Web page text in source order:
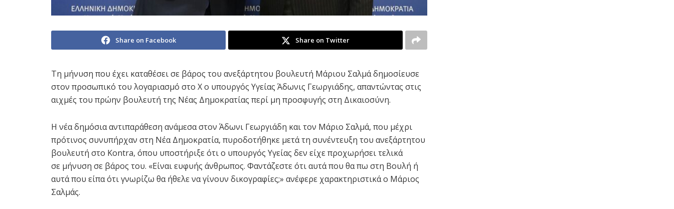
Share on Facebook Share on Twitter
Τη μήνυση που έχει καταθέσει σε βάρος του ανεξάρτητου βουλευτή Μάριου Σαλμά δημοσίευσε
στον προσωπικό του λογαριασμό στο Χ ο υπουργός Υγείας Άδωνις Γεωργιάδης, απαντώντας στις
αιχμές του πρώην βουλευτή της Νέας Δημοκρατίας περί μη προσφυγής στη Δικαιοσύνη.
Η νέα δημόσια αντιπαράθεση ανάμεσα στον Άδωνι Γεωργιάδη και τον Μάριο Σαλμά, που μέχρι
πρότινος συνυπήρχαν στη Νέα Δημοκρατία, πυροδοτήθηκε μετά τη συνέντευξη του ανεξάρτητου
βουλευτή στο Kontra, όπου υποστήριξε ότι ο υπουργός Υγείας δεν είχε προχωρήσει τελικά
σε μήνυση σε βάρος του. «Είναι ευφυής άνθρωπος. Φαντάζεστε ότι αυτά που θα πω στη Βουλή ή
αυτά που είπα ότι γνωρίζω θα ήθελε να γίνουν δικογραφίες;» ανέφερε χαρακτηριστικά ο Μάριος
Σαλμάς.